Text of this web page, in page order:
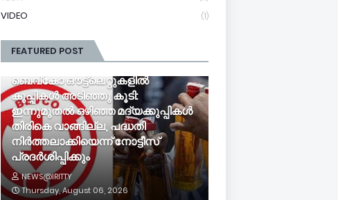
VIDEO (1)
FEATURED POST
ബെവ്‌കോ ഔട്ട്‌ലെറ്റുകളില്‍
കുപ്പികള്‍ അടിഞ്ഞു കൂടി:
ഇന്നുമുതല്‍ ഒഴിഞ്ഞ മദ്യക്കുപ്പികള്‍
തിരികെ വാങ്ങില്ല, പദ്ധതി
നിര്‍ത്തലാക്കിയെന്ന് നോട്ടീസ്
പ്രദര്‍ശിപ്പിക്കും
NEWS@IRITTY
Thursday, August 06, 2026